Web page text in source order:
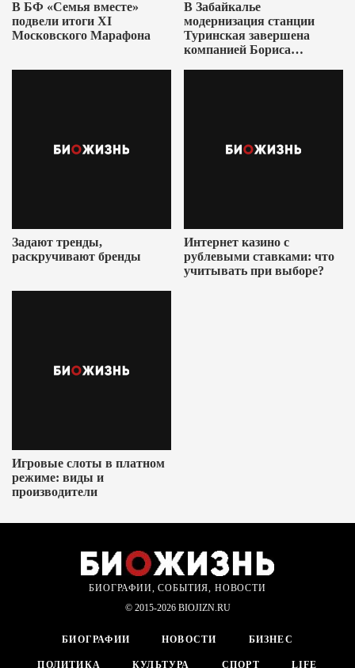
В БФ «Семья вместе»
подвели итоги XI
Московского Марафона
В Забайкалье
модернизация станции
Туринская завершена
компанией Бориса
Задают тренды,
раскручивают бренды
Интернет казино с
рублевыми ставками: что
учитывать при выборе?
Игровые слоты в платном
режиме: виды и
производители
БИОГРАФИИ, СОБЫТИЯ, НОВОСТИ
© 2015-2026 BIOJIZN.RU
БИОГРАФИИ НОВОСТИ БИЗНЕС
ПОЛИТИКА КУЛЬТУРА СПОРТ LIFE